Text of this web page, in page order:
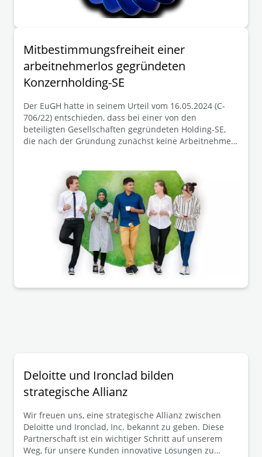
Mitbestimmungsfreiheit einer
arbeitnehmerlos gegründeten
Konzernholding-SE
Der EuGH hatte in seinem Urteil vom 16.05.2024 (C-
706/22) entschieden, dass bei einer von den
beteiligten Gesellschaften gegründeten Holding-SE,
die nach der Gründung zunächst keine Arbeitnehmer
nachgeholt werden muss, zu dem die SE
herrschendes Unternehmen von Arbeitnehmer
beschäftigtenden Tochtergesellschaften in einem oder
mehreren Mitgliedstaaten geworden ist. Das BAG ist
dieser Rechtsauffassung des EuGH in seinem
Beschluss vom 26.11.2024 (1 ABR 37/20) gefolgt. Die
Entscheidungen schaffen der Praxis eine
rechtssichere Verwendung dieser
Gestaltungsmöglichkeit zur bedarfsgerechten
Deloitte und Ironclad bilden
strategische Allianz
Wir freuen uns, eine strategische Allianz zwischen
Deloitte und Ironclad, Inc. bekannt zu geben. Diese
Partnerschaft ist ein wichtiger Schritt auf unserem
Weg, für unsere Kunden innovative Lösungen zu